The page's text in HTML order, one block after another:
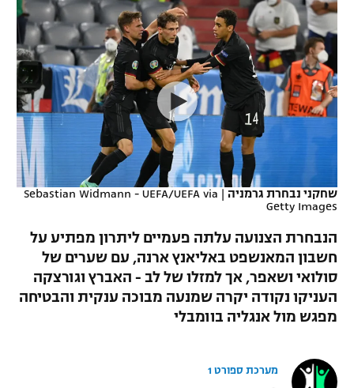
VOD
רץ ברשת
תוצאות
לוח שידורים
ברחבה
גביע המדינה
נבחרת ישראל
מכבי חיפה
בית"ר ירושלים
מכבי תל אביב
הפועל תל אביב
הפועל חיפה
הפועל באר שבע
מכבי נתניה
ליגה גרמנית
ליגה ספרדית
ליגה איטלקית
ליגה צרפתית
ליגה הולנדית
ליגה סינית
ליגה ברזילאית
ליגה לאומית
כדורסל נשים
מכבי תל אביב
הפועל חולון
הפועל ירושלים
דני אבדיה
NBA
יורוליג
יורוקאפ
ענפים נוספים
טניס
כדוריד
כדורעף
שחייה
אגרוף
ספורט אולימפי
היאבקות WWE
שחקני נבחרת גרמניה |
Sebastian Widmann - UEFA/UEFA via
Getty Images
הנבחרת הצנועה עלתה פעמיים ליתרון מפתיע על
חשבון המאנשפט באליאנץ ארנה, עם שערים של
סולואי ושאפר, אך למזלו של לב - האברץ וגורצקה
העניקו נקודה יקרה שמנעה מבוכה ענקית והבטיחה
מפגש מול אנגליה בוומבלי
מערכת ספורט 1